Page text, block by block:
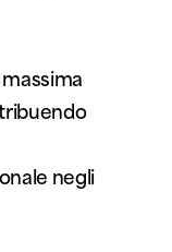
massima
negli